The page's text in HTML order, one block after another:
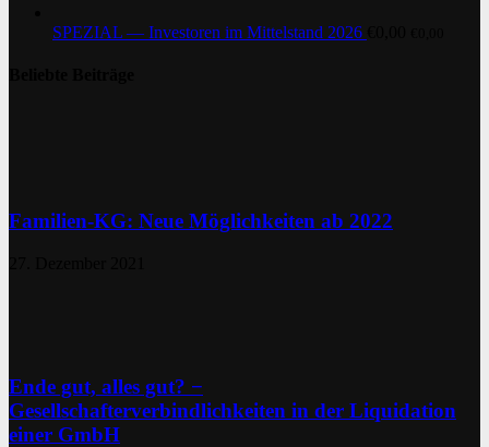
SPEZIAL — Investoren im Mittelstand 2026
Familien-KG: Neue Möglichkeiten ab 2022
Ende gut, alles gut? −
Gesellschafterverbindlichkeiten in der Liquidation
einer GmbH